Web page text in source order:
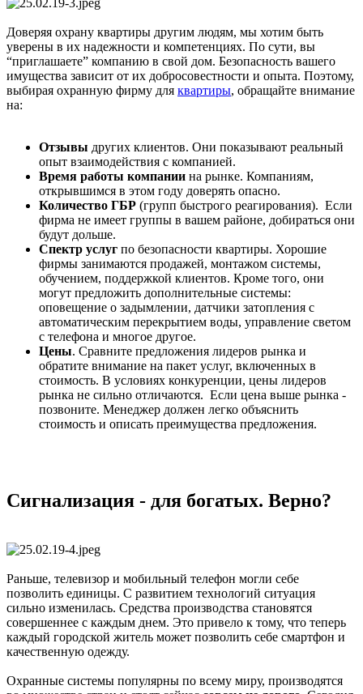
Доверяя охрану квартиры другим людям, мы хотим быть
уверены в их надежности и компетенциях. По сути, вы
“приглашаете” компанию в свой дом. Безопасность вашего
имущества зависит от их добросовестности и опыта. Поэтому,
выбирая охранную фирму для квартиры, обращайте внимание
на:
Отзывы других клиентов. Они показывают реальный
опыт взаимодействия с компанией.
Время работы компании на рынке. Компаниям,
открывшимся в этом году доверять опасно.
Количество ГБР (групп быстрого реагирования). Если
фирма не имеет группы в вашем районе, добираться они
будут дольше.
Спектр услуг по безопасности квартиры. Хорошие
фирмы занимаются продажей, монтажом системы,
обучением, поддержкой клиентов. Кроме того, они
могут предложить дополнительные системы:
оповещение о задымлении, датчики затопления с
автоматическим перекрытием воды, управление светом
с телефона и многое другое.
Цены. Сравните предложения лидеров рынка и
обратите внимание на пакет услуг, включенных в
стоимость. В условиях конкуренции, цены лидеров
рынка не сильно отличаются. Если цена выше рынка -
позвоните. Менеджер должен легко объяснить
стоимость и описать преимущества предложения.
Сигнализация - для богатых. Верно?
Раньше, телевизор и мобильный телефон могли себе
позволить единицы. С развитием технологий ситуация
сильно изменилась. Средства производства становятся
совершеннее с каждым днем. Это привело к тому, что теперь
каждый городской житель может позволить себе смартфон и
качественную одежду.
Охранные системы популярны по всему миру, производятся